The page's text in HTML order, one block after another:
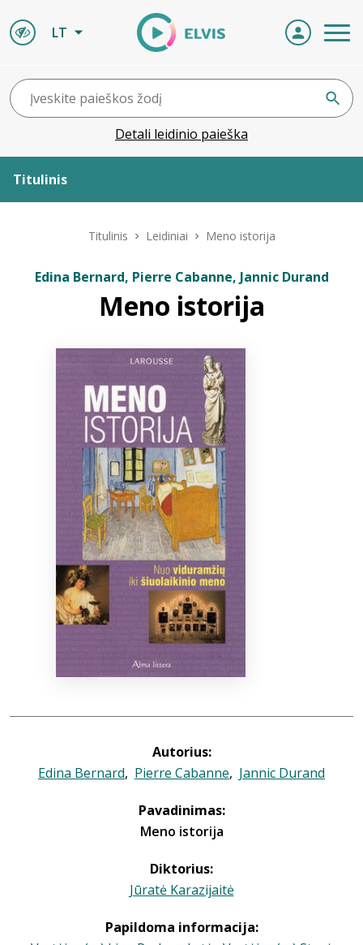
LT
Detali leidinio paieška
Titulinis
Leidiniai
ELVIS atvyksta
Bibliotekoms
Titulinis Leidiniai Meno istorija
Edina Bernard, Pierre Cabanne, Jannic Durand
Meno istorija
Autorius:
Edina Bernard, Pierre Cabanne, Jannic Durand
Pavadinimas:
Meno istorija
Diktorius:
Jūratė Karazijaitė
Papildoma informacija: